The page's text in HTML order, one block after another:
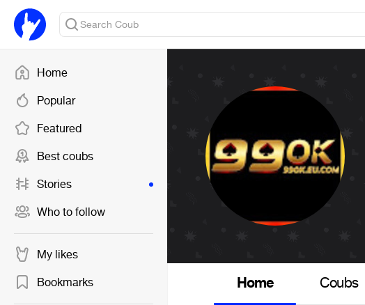
Home
Popular
Featured
Best coubs
Stories
Who to follow
My likes
Bookmarks
Home Coubs